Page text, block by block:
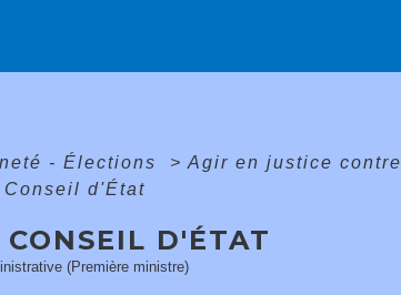
- Élections > Agir en justice contre
d'État
D'ÉTAT
(Première ministre)